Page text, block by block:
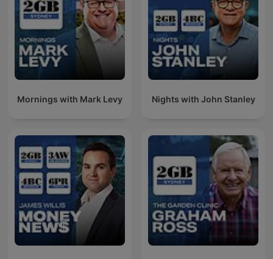
Mornings with Mark Levy Nights with John Stanley